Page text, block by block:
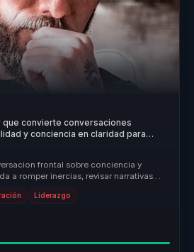
que convierte conversaciones
y conciencia en claridad para
frontal sobre conciencia y
a romper inercias, revisar narrativas
Liderazgo